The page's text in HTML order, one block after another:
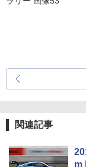
関連記事
m